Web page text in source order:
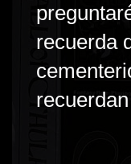
recuerda